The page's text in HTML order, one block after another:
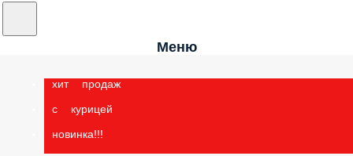
Меню
хит продаж
с курицей
новинка!!!